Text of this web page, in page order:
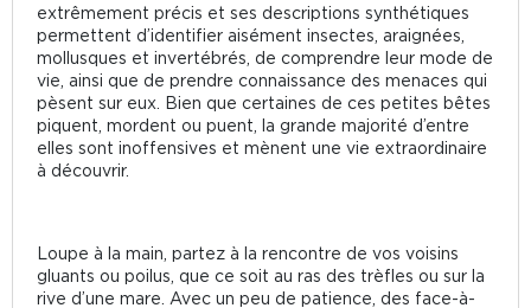
extrêmement précis et ses descriptions synthétiques
permettent d’identifier aisément insectes, araignées,
mollusques et invertébrés, de comprendre leur mode de
vie, ainsi que de prendre connaissance des menaces qui
pèsent sur eux. Bien que certaines de ces petites bêtes
piquent, mordent ou puent, la grande majorité d’entre
elles sont inoffensives et mènent une vie extraordinaire
à découvrir.
Loupe à la main, partez à la rencontre de vos voisins
gluants ou poilus, que ce soit au ras des trèfles ou sur la
rive d’une mare. Avec un peu de patience, des face-à-